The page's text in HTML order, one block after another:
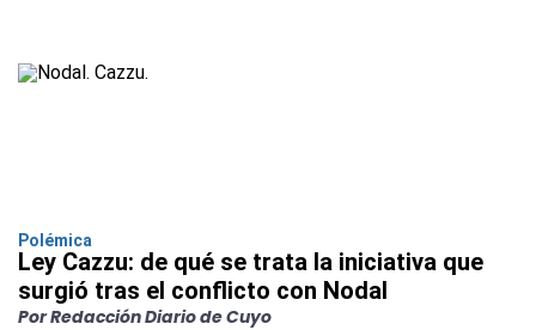
Polémica
Ley Cazzu: de qué se trata la iniciativa que
surgió tras el conflicto con Nodal
Por Redacción Diario de Cuyo